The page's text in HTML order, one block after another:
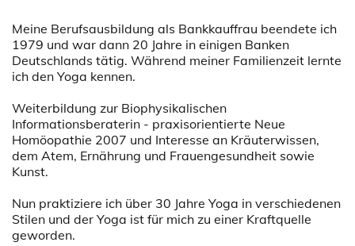
Meine Berufsausbildung als Bankkauffrau beendete ich
1979 und war dann 20 Jahre in einigen Banken
Deutschlands tätig. Während meiner Familienzeit lernte
ich den Yoga kennen.
Weiterbildung zur Biophysikalischen
Informationsberaterin - praxisorientierte Neue
Homöopathie 2007 und Interesse an Kräuterwissen,
dem Atem, Ernährung und Frauengesundheit sowie
Kunst.
Nun praktiziere ich über 30 Jahre Yoga in verschiedenen
Stilen und der Yoga ist für mich zu einer Kraftquelle
geworden.